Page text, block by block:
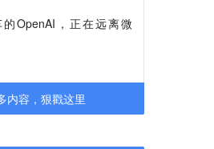
OpenAI，正在远离微
内容，狠戳这里